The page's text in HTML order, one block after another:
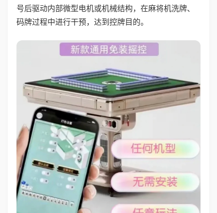
号后驱动内部微型电机或机械结构，在麻将机洗牌、
码牌过程中进行干预，达到控牌目的。